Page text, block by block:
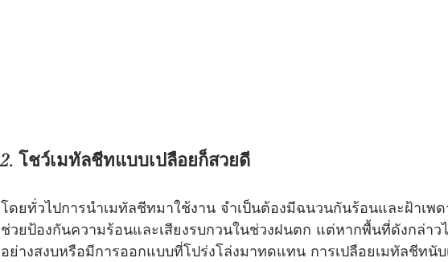
2. โชว์เมทัลชีทแบบเปลือยก็สวยดี
โดยทั่วไปการนำเมทัลชีทมาใช้งาน จำเป็นต้องมีฉนวนกันร้อนและฝ้าเพ
ช่วยป้องกันความร้อนและเสียงรบกวนในช่วงฝนตก แต่หากพื้นที่ดังกล่าว
อย่างสงบหรือมีการออกแบบที่โปร่งโล่งมาทดแทน การเปลือยเมทัลชีทนั